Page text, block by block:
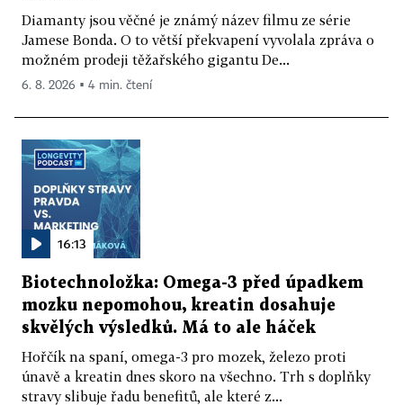
Diamanty jsou věčné je známý název filmu ze série
Jamese Bonda. O to větší překvapení vyvolala zpráva o
možném prodeji těžařského gigantu De...
6. 8. 2026 ▪ 4 min. čtení
16:13
Biotechnoložka: Omega-3 před úpadkem
mozku nepomohou, kreatin dosahuje
skvělých výsledků. Má to ale háček
Hořčík na spaní, omega-3 pro mozek, železo proti
únavě a kreatin dnes skoro na všechno. Trh s doplňky
stravy slibuje řadu benefitů, ale které z...